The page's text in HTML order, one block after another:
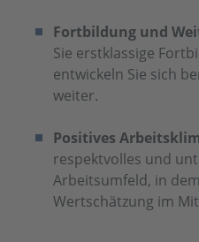
Fortbildung und
Sie erstklassige
entwickeln Sie sich
weiter.
Positives
respektvolles und
Arbeitsumfeld, in
Wertschätzung im